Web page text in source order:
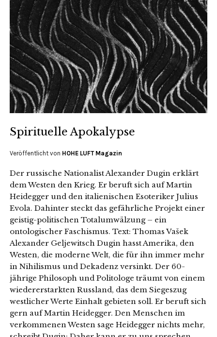
Spirituelle Apokalypse
Veröffentlicht von HOHE LUFT Magazin
Der russische Nationalist Alexander Dugin erklärt
dem Westen den Krieg. Er beruft sich auf Martin
Heidegger und den italienischen Esoteriker Julius
Evola. Dahinter steckt das gefährliche Projekt einer
geistig-politischen Totalumwälzung – ein
ontologischer Faschismus. Text: Thomas Vašek
Alexander Geljewitsch Dugin hasst Amerika, den
Westen, die moderne Welt, die für ihn immer mehr
in Nihilismus und Dekadenz versinkt. Der 60-
jährige Philosoph und Politologe träumt von einem
wiedererstarkten Russland, das dem Siegeszug
westlicher Werte Einhalt gebieten soll. Er beruft sich
gern auf Martin Heidegger. Den Menschen im
verkommenen Westen sage Heidegger nichts mehr,